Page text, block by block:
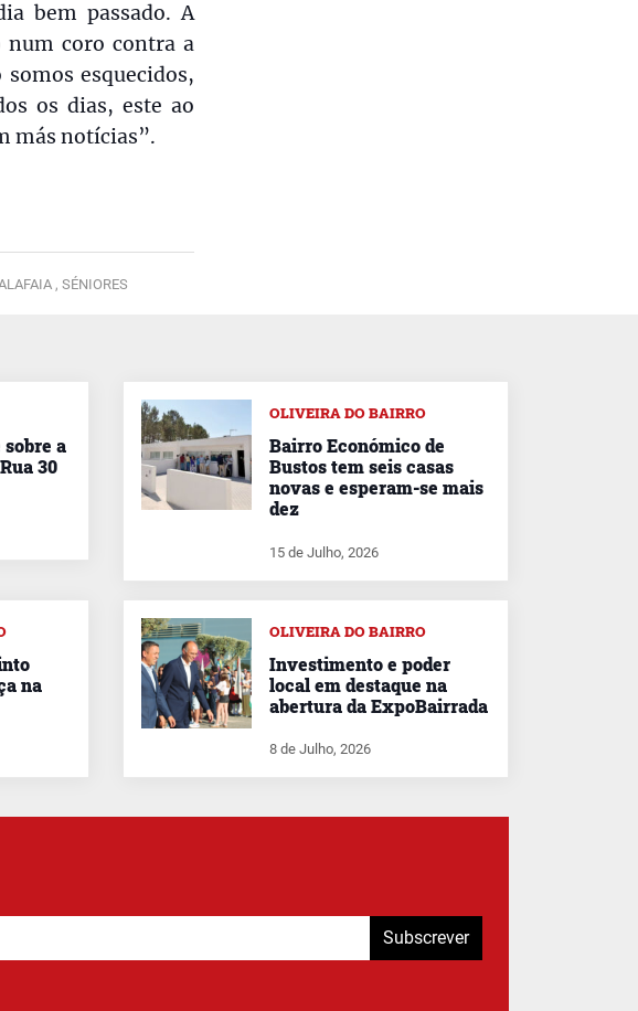
bem passado. A
num coro contra a
esquecidos,
os dias, este ao
más notícias”.
, SÉNIORES
a
30
OLIVEIRA DO BAIRRO
Bairro Económico de
Bustos tem seis casas
novas e esperam-se mais
dez
15 de Julho, 2026
na
OLIVEIRA DO BAIRRO
Investimento e poder
local em destaque na
abertura da ExpoBairrada
8 de Julho, 2026
Subscrever